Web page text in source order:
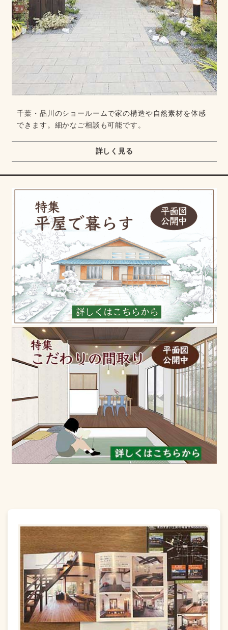
千葉・品川のショールームで家の構造や自然素材を体感
できます。細かなご相談も可能です。
詳しく見る